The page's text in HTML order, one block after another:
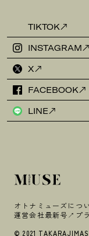
TIKTOK
INSTAGRAM
X
FACEBOOK
LINE
オトナミューズにつ
運営会社最新号 プ
© 2021